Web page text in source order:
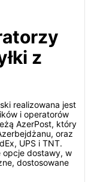
z
realizowana jest
i operatorów
AzerPost, który
oraz
UPS i TNT.
opcje dostawy, w
dostosowane